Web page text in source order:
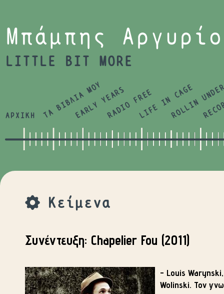
Μπάμπης
LITTLE BIT MORE
ΑΡΧΙΚΗ ΤΑ ΒΙΒΛΙΑ ΜΟΥ
EARLY YEARSRADIO FREELIFE IN CAGE
ROLLIN
Κείμενα
Συνέντευξη: Chapelier Fou (2011)
- Louis Warynski,
Wolinski. Τον